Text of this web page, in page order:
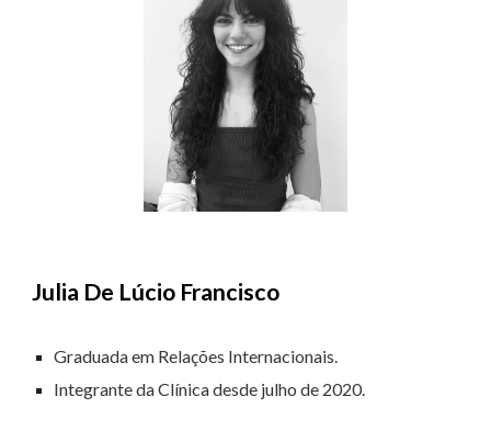
Julia De Lúcio Francisco
Graduadaem Relações Internacionais.
Integrante da Clínica desde julho de 2020.